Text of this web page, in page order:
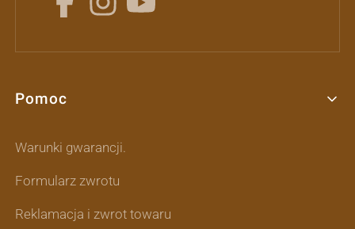
Linki w stopce
Pomoc
Warunki gwarancji.
Formularz zwrotu
Reklamacja i zwrot towaru